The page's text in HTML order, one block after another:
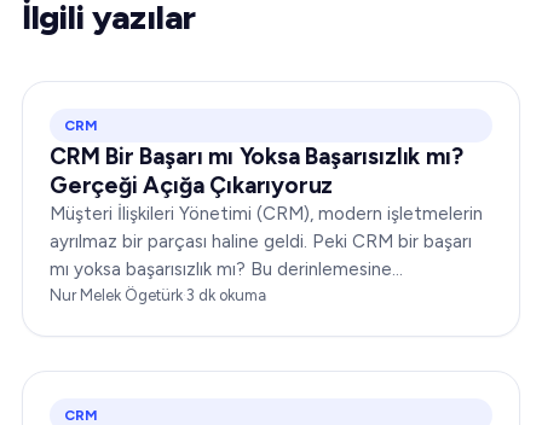
İlgili yazılar
CRM
CRM Bir Başarı mı Yoksa Başarısızlık mı?
Gerçeği Açığa Çıkarıyoruz
Müşteri İlişkileri Yönetimi (CRM), modern işletmelerin
ayrılmaz bir parçası haline geldi. Peki CRM bir başarı
mı yoksa başarısızlık mı? Bu derinlemesine
incelemede, size kapsamlı bir bakış açısı sunmak için
Nur Melek Ögetürk·3 dk okuma
CRM